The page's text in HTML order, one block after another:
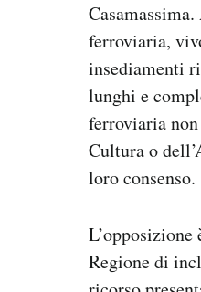
ferroviaria,
insediamenti
lunghi e
ferroviaria
Cultura o
loro consenso.
Regione di